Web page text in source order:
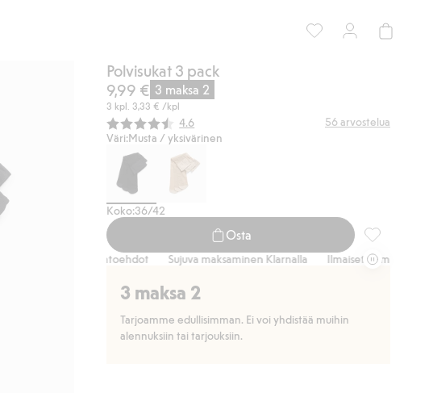
Polvisukat 3 pack
9,99 € 3 maksa 2
3 kpl. 3,33 € /kpl
Keskimääräinen luokitus:
4.6 56 arvostelua
Väri:Musta / yksivärinen
Koko:36/42
Osta
Polvisukat
toimitusvaihtoehdot Sujuva maksaminen Klarnalla Ilmaiset
3 maksa 2
Tarjoamme edullisimman. Ei voi yhdistää muihin
alennuksiin tai tarjouksiin.